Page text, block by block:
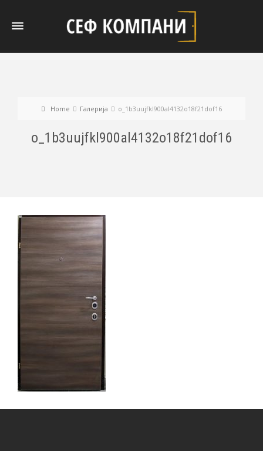
Home Галерија o_1b3uujfkl900al4132o18f21dof16
o_1b3uujfkl900al4132o18f21dof16